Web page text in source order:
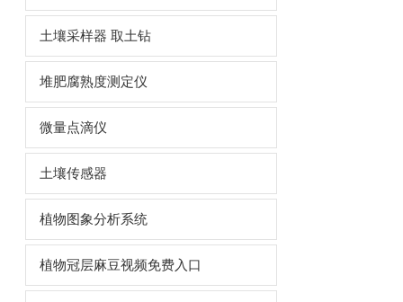
土壤采样器 取土钻
堆肥腐熟度测定仪
微量点滴仪
土壤传感器
植物图象分析系统
植物冠层麻豆视频免费入口